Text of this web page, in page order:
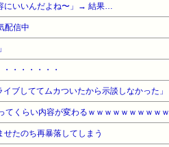
にいいんだよね〜」→ 結果…
配信中
・・・・・・
ブしててムカついたから示談しなかった」
てくらい内容が変わるｗｗｗｗｗｗｗｗｗｗ
せたのち再暴落してしまう